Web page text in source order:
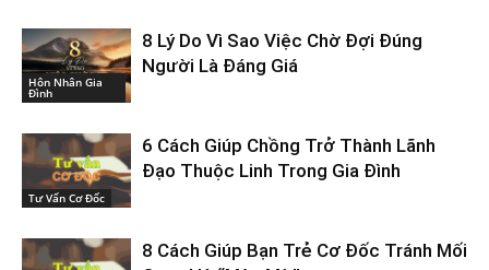
Hôn Nhân Gia
Đình
8 Lý Do Vì Sao Việc Chờ Đợi Đúng
Người Là Đáng Giá
Tư Vấn Cơ Đốc
6 Cách Giúp Chồng Trở Thành Lãnh
Đạo Thuộc Linh Trong Gia Đình
8 Cách Giúp Bạn Trẻ Cơ Đốc Tránh Mối